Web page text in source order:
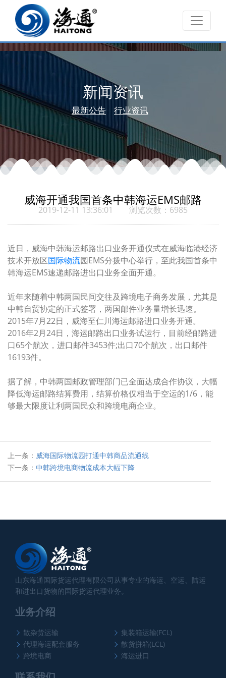
新闻资讯
最新公告 行业资讯
威海开通我国首条中韩海运EMS邮路
2019-12-11 13:36:01 浏览次数：6985
近日，威海中韩海运邮路出口业务开通仪式在威海临港经济
技术开放区国际物流园EMS分拨中心举行，至此我国首条中
韩海运EMS速递邮路进出口业务全面开通。
近年来随着中韩两国民间交往及跨境电子商务发展，尤其是
中韩自贸协定的正式签署，两国邮件业务量增长迅速。
2015年7月22日，威海至仁川海运邮路进口业务开通。
2016年2月24日，海运邮路出口业务试运行，目前经邮路进
口65个航次，进口邮件3453件;出口70个航次，出口邮件
16193件。
据了解，中韩两国邮政管理部门已全面达成合作协议，大幅
降低海运邮路结算费用，结算价格仅相当于空运的1/6，能
够最大限度让利两国民众和跨境电商企业。
上一条： 威海国际物流园打通中韩商品流通线
下一条： 中韩跨境电商物流成本大幅下降
山东海通国际货运代理有限公司从事专业的海运、空运、陆运
和进出口货物的国际货运代理业务。
业务介绍
散杂货运输
集装箱运输(FCL)
代理海运配套服务
散货拼箱(LCL)
跨境电商
海运进口